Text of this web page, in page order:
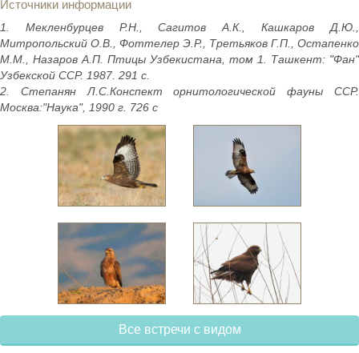
Источники информации
1. Мекленбурцев Р.Н., Сагитов А.К., Кашкаров Д.Ю.,
Митропольский О.В., Фоттелер Э.Р., Третьяков Г.П., Остапенко
М.М., Назаров А.П. Птицы Узбекистана, том 1. Ташкент: "Фан"
Узбекской ССР. 1987. 291 с.
2. Степанян Л.С.Конспект орнитологической фауны ССР.
Москва:"Наука", 1990 г. 726 с
Все встречи с видом